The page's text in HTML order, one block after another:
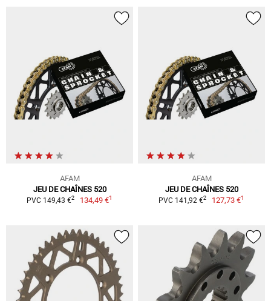
AFAM
JEU DE CHAÎNES 520
PVC 149,43 €2 134,49 €1
AFAM
JEU DE CHAÎNES 520
PVC 141,92 €2 127,73 €1